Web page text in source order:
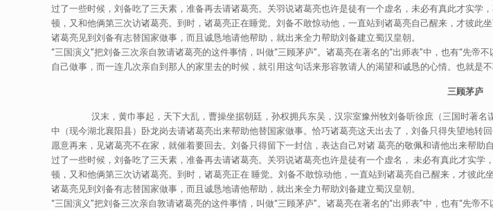
过了一些时候，刘备吃了三天素，准备再去请诸葛亮。关羽说诸葛亮也许是徒有一个虚名，未必有真此才实
顿，又和他俩第三次访诸葛亮。到时，诸葛亮正在睡觉。刘备不敢惊动他，一直站到诸葛亮自己醒来，才彼此坐
诸葛亮见到刘备有志替国家做事，而且诚恳地请他帮助，就出来全力帮助刘备建立蜀汉皇朝。
“三国演义”把刘备三次亲自敦请诸葛亮的这件事情，叫做“三顾茅庐”。诸葛亮在著名的“出师表”中，也有“先
自己做事，而一连几次亲自到那人的家里去的时候，就引用这句话来形容敦请人的渴望和诚恳的心情。也就是
三顾茅庐
汉末，黄巾事起，天下大乱，曹操坐据朝廷，孙权拥兵东吴，汉宗室豫州牧刘备听徐庶（三国时著名谋
中（现今湖北襄阳县）卧龙岗去请诸葛亮出来帮助他替国家做事。恰巧诸葛亮这天出去了，刘备只得失望地
愿意再来，见诸葛亮不在家，就催着要回去。刘备只得留下一封信，表达自己对诸 葛亮的敬佩和请他出来帮助
过了一些时候，刘备吃了三天素，准备再去请诸葛亮。关羽说诸葛亮也许是徒有一个虚名， 未必有真此才实
顿，又和他俩第三次访诸葛亮。到时，诸葛亮正在 睡觉。刘备不敢惊动他，一直站到诸葛亮自己醒来，才彼此坐
诸葛亮见到刘备有志替国家做事，而且诚恳地请他帮助，就出来全力帮助刘备建立蜀汉皇朝。
“三国演义”把刘备三次亲自敦请诸葛亮的这件事情，叫做“三顾茅庐”。诸葛亮在著名的“出师表”中，也有“先